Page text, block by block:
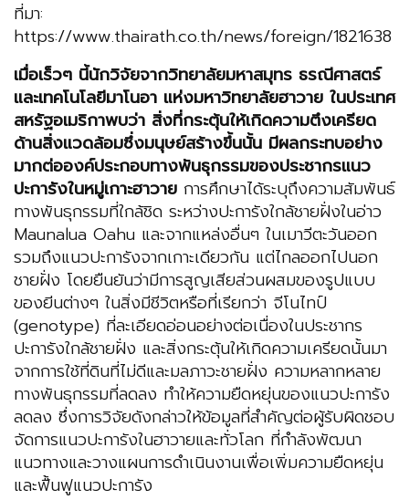
ที่มา:
https://www.thairath.co.th/news/foreign/1821638
เมื่อเร็วๆ นี้นักวิจัยจากวิทยาลัยมหาสมุทร ธรณีศาสตร์
และเทคโนโลยีมาโนอา แห่งมหาวิทยาลัยฮาวาย ในประเทศ
สหรัฐอเมริกาพบว่า สิ่งที่กระตุ้นให้เกิดความตึงเครียด
ด้านสิ่งแวดล้อมซึ่งมนุษย์สร้างขึ้นนั้น มีผลกระทบอย่าง
มากต่อองค์ประกอบทางพันธุกรรมของประชากรแนว
ปะการังในหมู่เกาะฮาวาย การศึกษาได้ระบุถึงความสัมพันธ์
ทางพันธุกรรมที่ใกล้ชิด ระหว่างปะการังใกล้ชายฝั่งในอ่าว
Maunalua Oahu และจากแหล่งอื่นๆ ในเมาวีตะวันออก
รวมถึงแนวปะการังจากเกาะเดียวกัน แต่ไกลออกไปนอก
ชายฝั่ง โดยยืนยันว่ามีการสูญเสียส่วนผสมของรูปแบบ
ของยีนต่างๆ ในสิ่งมีชีวิตหรือที่เรียกว่า จีโนไทป์
(genotype) ที่ละเอียดอ่อนอย่างต่อเนื่องในประชากร
ปะการังใกล้ชายฝั่ง และสิ่งกระตุ้นให้เกิดความเครียดนั้นมา
จากการใช้ที่ดินที่ไม่ดีและมลภาวะชายฝั่ง ความหลากหลาย
ทางพันธุกรรมที่ลดลง ทำให้ความยืดหยุ่นของแนวปะการัง
ลดลง ซึ่งการวิจัยดังกล่าวให้ข้อมูลที่สำคัญต่อผู้รับผิดชอบ
จัดการแนวปะการังในฮาวายและทั่วโลก ที่กำลังพัฒนา
แนวทางและวางแผนการดำเนินงานเพื่อเพิ่มความยืดหยุ่น
และฟื้นฟูแนวปะการัง